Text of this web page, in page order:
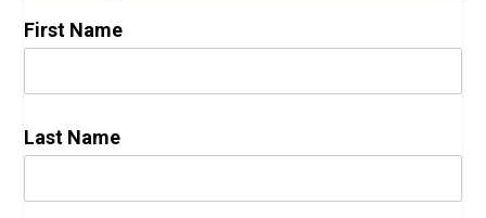
First Name
Last Name